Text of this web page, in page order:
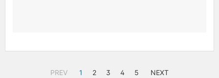
PREV 1 2 3 4 5 NEXT